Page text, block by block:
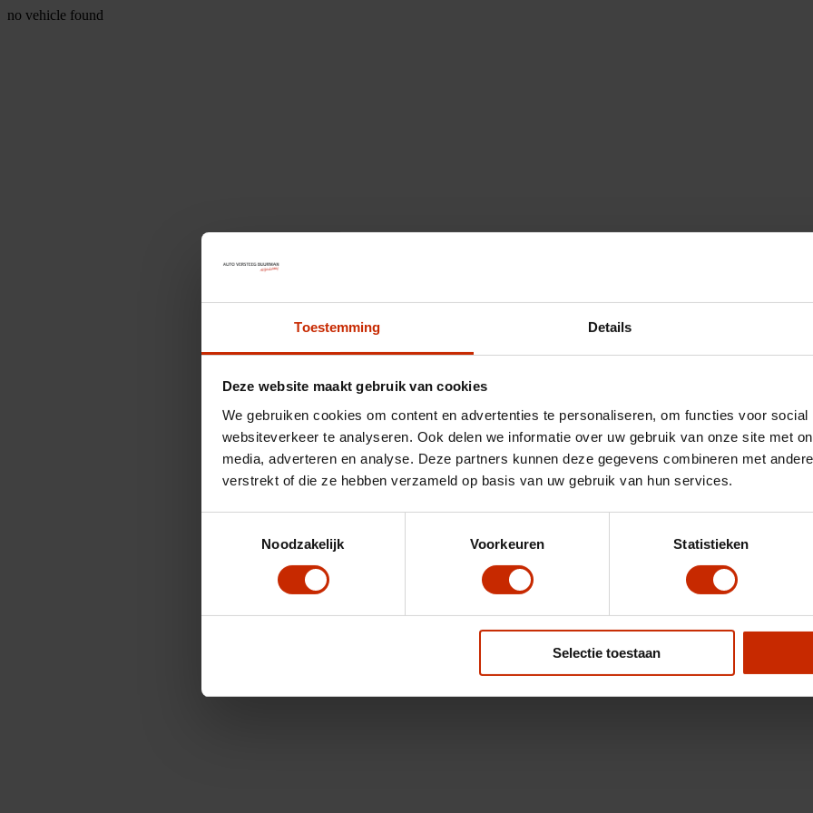
Toestemming Details
Deze website maakt gebruik van cookies
We gebruiken cookies om content en advertenties te personaliseren, om functies voor
websiteverkeer te analyseren. Ook delen we informatie over uw gebruik van onze site met
media, adverteren en analyse. Deze partners kunnen deze gegevens combineren met
verstrekt of die ze hebben verzameld op basis van uw gebruik van hun services.
Noodzakelijk
Voorkeuren Statistieken
Selectie toestaan
no vehicle found